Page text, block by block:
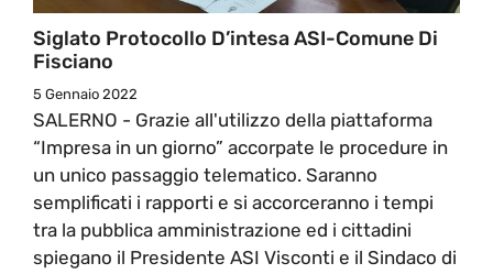
Siglato Protocollo D’intesa ASI-Comune Di
Fisciano
5 Gennaio 2022
SALERNO - Grazie all'utilizzo della piattaforma
“Impresa in un giorno” accorpate le procedure in
un unico passaggio telematico. Saranno
semplificati i rapporti e si accorceranno i tempi
tra la pubblica amministrazione ed i cittadini
spiegano il Presidente ASI Visconti e il Sindaco di